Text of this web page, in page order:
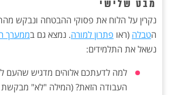
מבט שלישי
נקרין על הלוח את פסוקי ההבטחה ונבקש
הטבלה (ראו פתרון למורה. נמצא גם בממערך
נשאל את התלמידים:
למה לדעתכם אלוהים מדגיש שהעם
העבודה הזאת? (המילה "לא" מבקשת